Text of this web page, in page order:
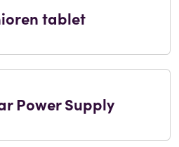
tablet
Power Supply